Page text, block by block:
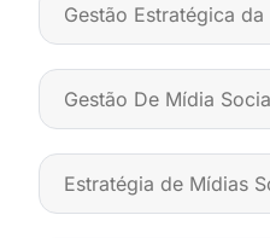
Gestão Estratégica
Gestão De Mídia
Estratégia de Mídias